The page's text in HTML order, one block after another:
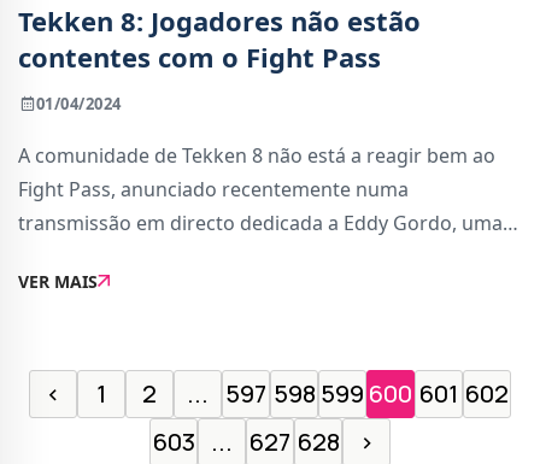
Tekken 8: Jogadores não estão
contentes com o Fight Pass
01/04/2024
A comunidade de Tekken 8 não está a reagir bem ao
Fight Pass, anunciado recentemente numa
transmissão em directo dedicada a Eddy Gordo, uma
o equivalente de Tekken 8 ao &quot;Battle Pass&quot;
VER MAIS
‹ 1 2 ... 597 598 599 600 601 602
603 ... 627 628 ›